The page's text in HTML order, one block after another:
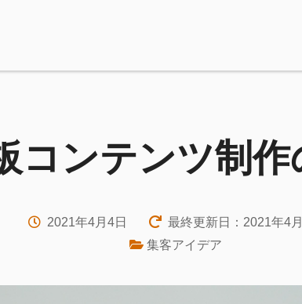
コンテンツ制作
2021年4月4日
最終更新日：2021年4
集客アイデア